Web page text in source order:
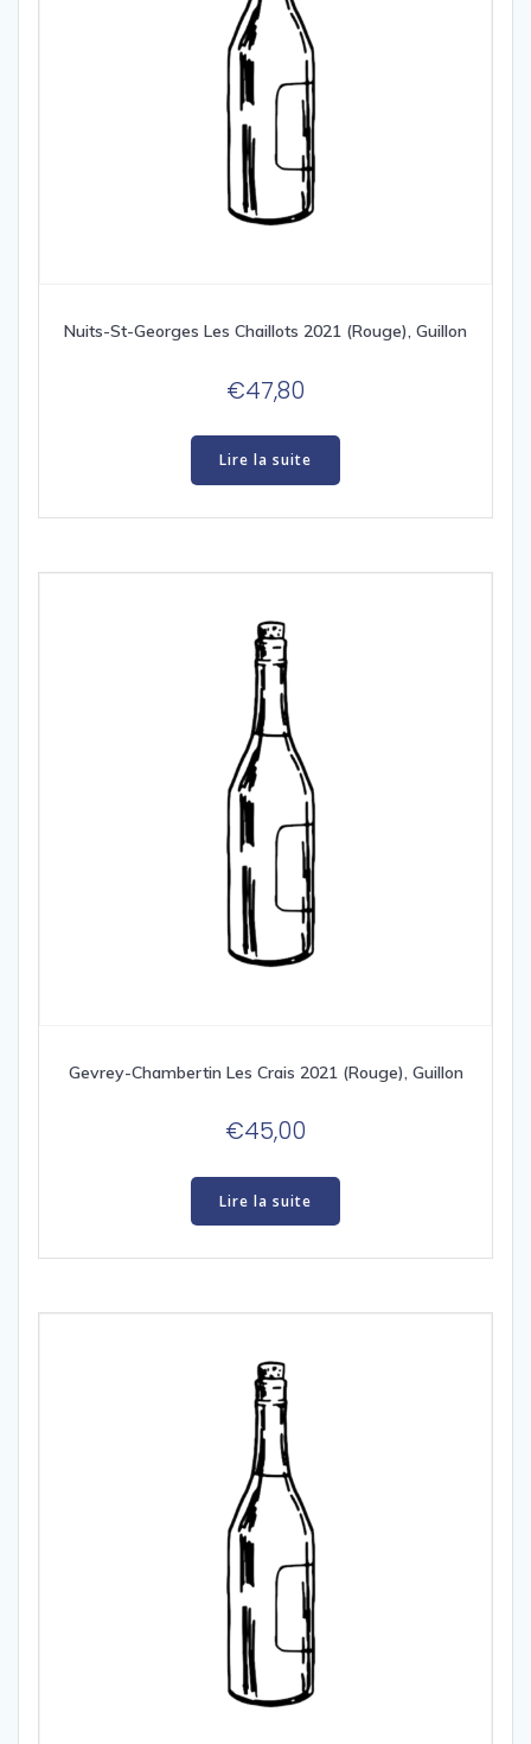
Nuits-St-Georges Les Chaillots 2021 (Rouge), Guillon
€47,80
Lire la suite
Gevrey-Chambertin Les Crais 2021 (Rouge), Guillon
€45,00
Lire la suite